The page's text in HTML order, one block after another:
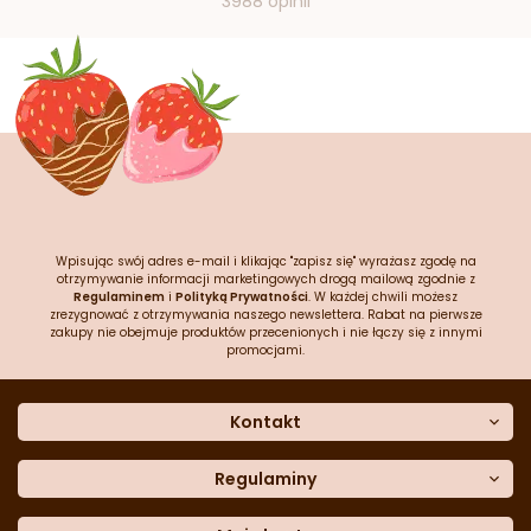
Wpisując swój adres e-mail i klikając "zapisz się" wyrażasz zgodę na
otrzymywanie informacji marketingowych drogą mailową zgodnie z
Regulaminem i Polityką Prywatności. W każdej chwili możesz
zrezygnować z otrzymywania naszego newslettera. Rabat na pierwsze
zakupy nie obejmuje produktów przecenionych i nie łączy się z innymi
promocjami.
Kontakt
Dane kontaktowe
Często zadawane pytania
Regulaminy